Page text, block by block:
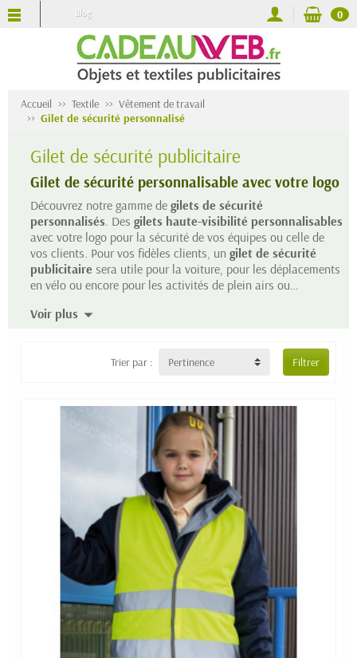
Blog 0
Accueil Textile
Vêtement de travail
Gilet de sécurité personnalisé
Gilet de sécurité publicitaire
Gilet de sécurité personnalisable avec votre logo
Découvrez notre gamme de gilets de sécurité
personnalisés. Des gilets haute-visibilité personnalisables
avec votre logo pour la sécurité de vos équipes ou celle de
vos clients. Pour vos fidèles clients, un gilet de sécurité
publicitaire sera utile pour la voiture, pour les déplacements
en vélo ou encore pour les activités de plein airs ou
visibilité publicitaire
personnalisé peut également permettre
d'identifier rapidement les équipes de travail en fonction de
la couleur du gilet, c'est pourquoi nous vous proposons
Voir plus
Trier par : Pertinence Filtrer